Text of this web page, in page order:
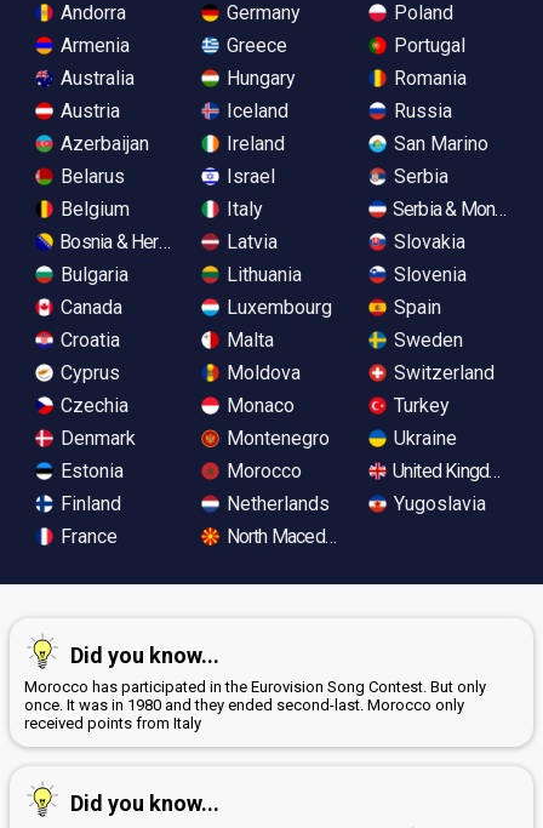
Andorra
Armenia
Australia
Austria
Azerbaijan
Belarus
Belgium
Bosnia & Herzegovina
Bulgaria
Canada
Croatia
Cyprus
Czechia
Denmark
Estonia
Finland
France
Germany
Greece
Hungary
Iceland
Ireland
Israel
Italy
Latvia
Lithuania
Luxembourg
Malta
Moldova
Monaco
Montenegro
Morocco
Netherlands
North Macedonia
Poland
Portugal
Romania
Russia
San Marino
Serbia
Serbia &
Slovakia
Slovenia
Spain
Sweden
Switzerland
Turkey
Ukraine
United Kingdom
Yugoslavia
Did you know...
Morocco has participated in the Eurovision Song Contest. But only
once. It was in 1980 and they ended second-last. Morocco only
received points from Italy
Did you know...